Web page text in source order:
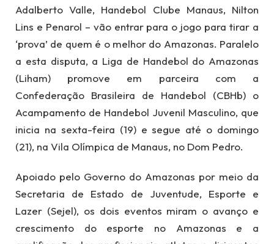
Adalberto Valle, Handebol Clube Manaus, Nilton
Lins e Penarol – vão entrar para o jogo para tirar a
‘prova’ de quem é o melhor do Amazonas. Paralelo
a esta disputa, a Liga de Handebol do Amazonas
(Liham) promove em parceira com a
Confederação Brasileira de Handebol (CBHb) o
Acampamento de Handebol Juvenil Masculino, que
inicia na sexta-feira (19) e segue até o domingo
(21), na Vila Olímpica de Manaus, no Dom Pedro.
Apoiado pelo Governo do Amazonas por meio da
Secretaria de Estado de Juventude, Esporte e
Lazer (Sejel), os dois eventos miram o avanço e
crescimento do esporte no Amazonas e a